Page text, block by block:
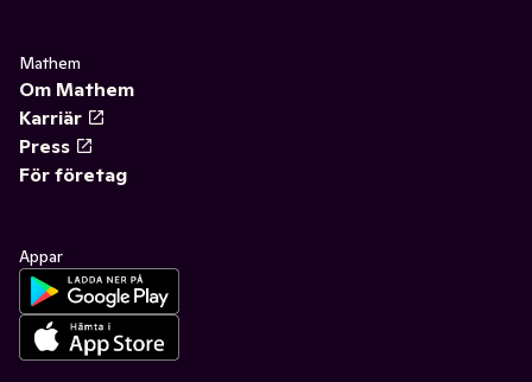
Mathem
Om Mathem
Karriär
Press
För företag
Appar